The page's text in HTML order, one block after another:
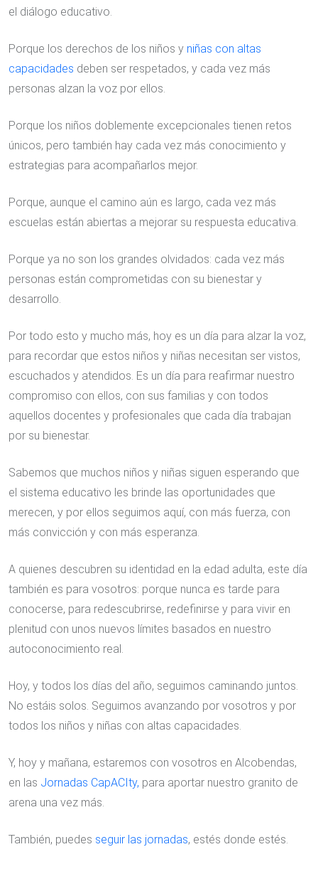
el diálogo educativo.
Porque los derechos de los niños y niñas con altas
capacidades deben ser respetados, y cada vez más
personas alzan la voz por ellos.
Porque los niños doblemente excepcionales tienen retos
únicos, pero también hay cada vez más conocimiento y
estrategias para acompañarlos mejor.
Porque, aunque el camino aún es largo, cada vez más
escuelas están abiertas a mejorar su respuesta educativa.
Porque ya no son los grandes olvidados: cada vez más
personas están comprometidas con su bienestar y
desarrollo.
Por todo esto y mucho más, hoy es un día para alzar la voz,
para recordar que estos niños y niñas necesitan ser vistos,
escuchados y atendidos. Es un día para reafirmar nuestro
compromiso con ellos, con sus familias y con todos
aquellos docentes y profesionales que cada día trabajan
por su bienestar.
Sabemos que muchos niños y niñas siguen esperando que
el sistema educativo les brinde las oportunidades que
merecen, y por ellos seguimos aquí, con más fuerza, con
más convicción y con más esperanza.
A quienes descubren su identidad en la edad adulta, este día
también es para vosotros: porque nunca es tarde para
conocerse, para redescubrirse, redefinirse y para vivir en
plenitud con unos nuevos límites basados en nuestro
autoconocimiento real.
Hoy, y todos los días del año, seguimos caminando juntos.
No estáis solos. Seguimos avanzando por vosotros y por
todos los niños y niñas con altas capacidades.
Y, hoy y mañana, estaremos con vosotros en Alcobendas,
en las Jornadas CapACIty, para aportar nuestro granito de
arena una vez más.
También, puedes seguir las jornadas, estés donde estés.